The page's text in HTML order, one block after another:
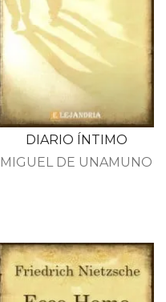
DIARIO ÍNTIMO
MIGUEL DE UNAMUNO